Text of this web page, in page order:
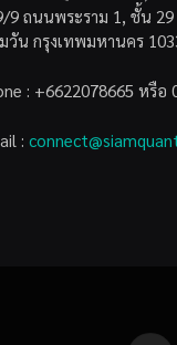
9 ถนนพระราม 1, ชั้น 29
วัน กรุงเทพมหานคร
: +6622078665 หรือ
: